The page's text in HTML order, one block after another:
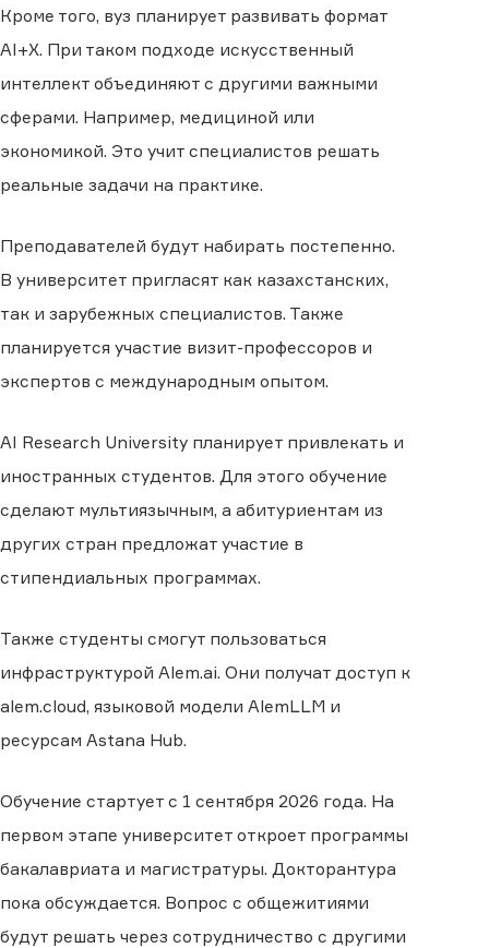
Кроме того, вуз планирует развивать формат
AI+X. При таком подходе искусственный
интеллект объединяют с другими важными
сферами. Например, медициной или
экономикой. Это учит специалистов решать
реальные задачи на практике.
Преподавателей будут набирать постепенно.
В университет пригласят как казахстанских,
так и зарубежных специалистов. Также
планируется участие визит-профессоров и
экспертов с международным опытом.
AI Research University планирует привлекать и
иностранных студентов. Для этого обучение
сделают мультиязычным, а абитуриентам из
других стран предложат участие в
стипендиальных программах.
Также студенты смогут пользоваться
инфраструктурой Alem.ai. Они получат доступ к
alem.cloud, языковой модели AlemLLM и
ресурсам Astana Hub.
Обучение стартует с 1 сентября 2026 года. На
первом этапе университет откроет программы
бакалавриата и магистратуры. Докторантура
пока обсуждается. Вопрос с общежитиями
будут решать через сотрудничество с другими